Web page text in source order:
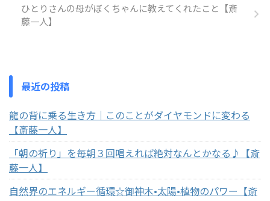
ひとりさんの母がぼくちゃんに教えてくれたこと【斎
藤一人】
最近の投稿
龍の背に乗る生き方｜このことがダイヤモンドに変わる
【斎藤一人】
「朝の祈り」を毎朝３回唱えれば絶対なんとかなる♪【斎
藤一人】
自然界のエネルギー循環☆御神木•太陽•植物のパワー【斎